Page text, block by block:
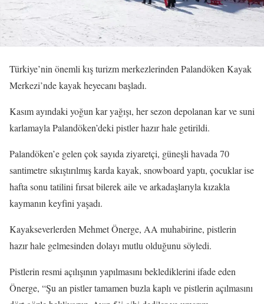
Türkiye’nin önemli kış turizm merkezlerinden Palandöken Kayak
Merkezi’nde kayak heyecanı başladı.
Kasım ayındaki yoğun kar yağışı, her sezon depolanan kar ve suni
karlamayla Palandöken’deki pistler hazır hale getirildi.
Palandöken’e gelen çok sayıda ziyaretçi, güneşli havada 70
santimetre sıkıştırılmış karda kayak, snowboard yaptı, çocuklar ise
hafta sonu tatilini fırsat bilerek aile ve arkadaşlarıyla kızakla
kaymanın keyfini yaşadı.
Kayakseverlerden Mehmet Önerge, AA muhabirine, pistlerin
hazır hale gelmesinden dolayı mutlu olduğunu söyledi.
Pistlerin resmi açılışının yapılmasını beklediklerini ifade eden
Önerge, “Şu an pistler tamamen buzla kaplı ve pistlerin açılmasını